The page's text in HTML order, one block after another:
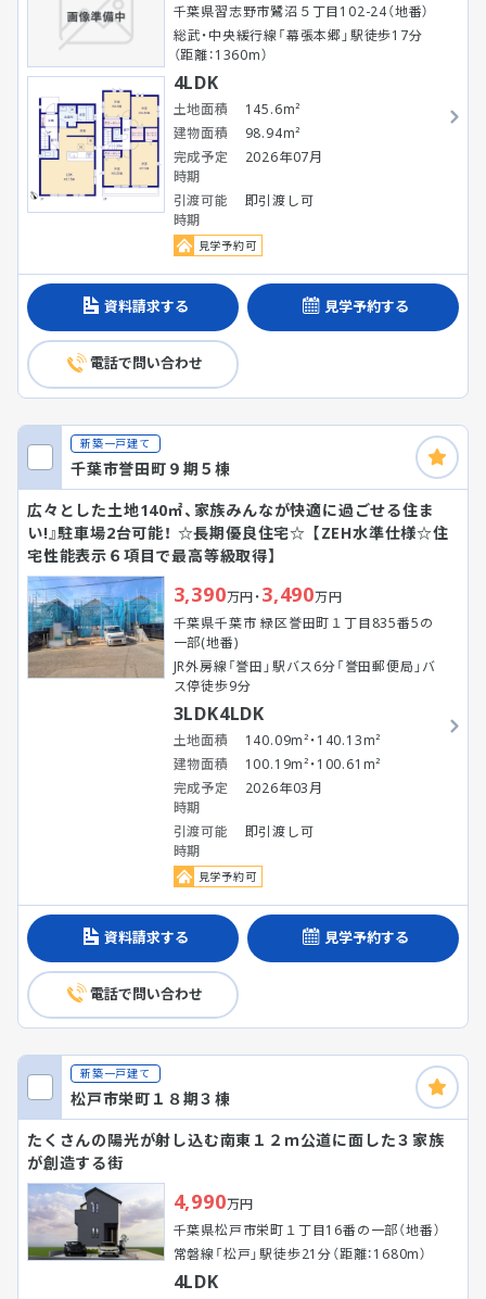
千葉県習志野市鷺沼５丁目102-24（地番）
総武・中央緩行線「幕張本郷」駅徒歩17分
（距離：1360m）
4LDK
土地面積
145.6m²
建物面積
98.94m²
完成予定
時期
2026年07月
引渡可能
時期
即引渡し可
見学予約可
資料請求する 見学予約する
電話で問い合わせ
新築一戸建て
千葉市誉田町９期５棟
広々とした土地140㎡、家族みんなが快適に過ごせる住ま
い!』駐車場2台可能！ ☆長期優良住宅☆ 【ZEH水準仕様☆住
宅性能表示６項目で最高等級取得】
3,390万円・3,490万円
千葉県千葉市 緑区誉田町１丁目835番5の
一部(地番)
JR外房線「誉田」駅バス6分「誉田郵便局」バ
ス停徒歩9分
3LDK4LDK
土地面積
140.09m²・140.13m²
建物面積
100.19m²・100.61m²
完成予定
時期
2026年03月
引渡可能
時期
即引渡し可
見学予約可
資料請求する 見学予約する
電話で問い合わせ
新築一戸建て
松戸市栄町１８期３棟
たくさんの陽光が射し込む南東１２ｍ公道に面した３家族
が創造する街
4,990万円
千葉県松戸市栄町１丁目16番の一部（地番）
常磐線「松戸」駅徒歩21分（距離：1680m）
4LDK